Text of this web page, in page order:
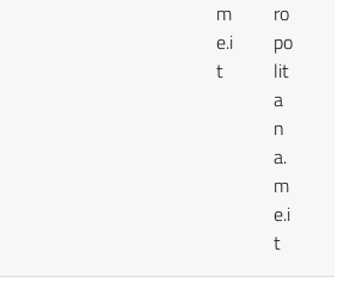
m
e.i
t
ro
po
lit
a
n
a.
m
e.i
t